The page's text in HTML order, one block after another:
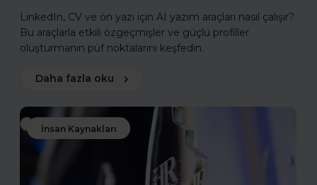
LinkedIn, CV ve ön yazı için AI yazım araçları nasıl çalışır?
Bu araçlarla etkili özgeçmişler ve güçlü profiller
oluşturmanın püf noktalarını keşfedin.
Daha fazla oku
İnsan Kaynakları